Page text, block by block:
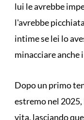
lui le avrebbe
l'avrebbe
intime se lei lo
minacciare anche
Dopo un primo
estremo nel
vita, lasciando